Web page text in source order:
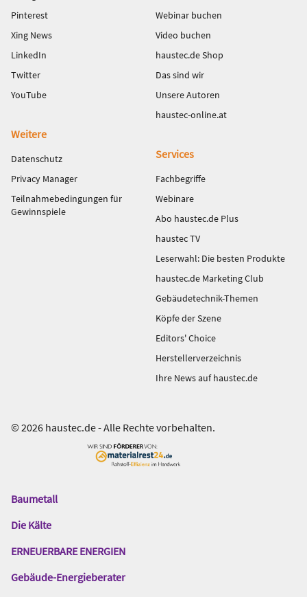
Pinterest
Xing News
LinkedIn
Twitter
YouTube
Webinar buchen
Video buchen
haustec.de Shop
Das sind wir
Unsere Autoren
haustec-online.at
Weitere
Datenschutz
Privacy Manager
Teilnahmebedingungen für
Gewinnspiele
Services
Fachbegriffe
Webinare
Abo haustec.de Plus
haustec TV
Leserwahl: Die besten Produkte
haustec.de Marketing Club
Gebäudetechnik-Themen
Köpfe der Szene
Editors' Choice
Herstellerverzeichnis
Ihre News auf haustec.de
© 2026 haustec.de - Alle Rechte vorbehalten.
Das
Gentner
Baumetall
Die Kälte
ERNEUERBARE ENERGIEN
Gebäude-Energieberater